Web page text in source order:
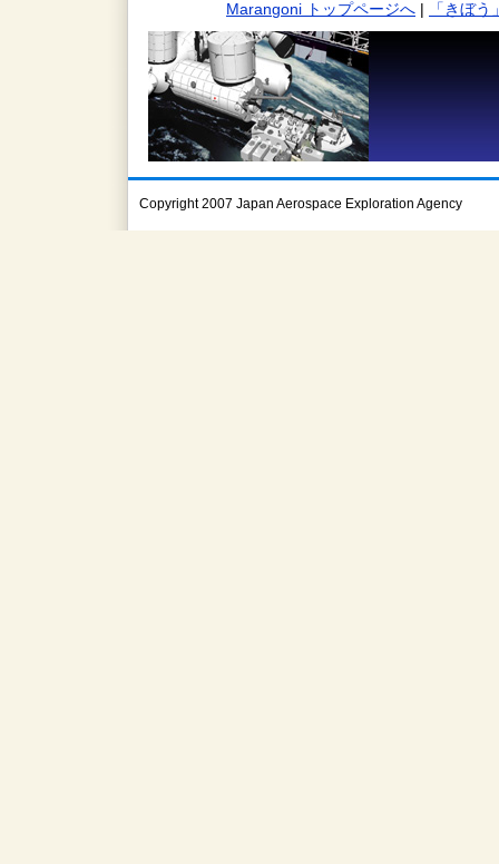
Marangoni トップページへ 「きぼ
Copyright 2007 Japan Aerospace Exploration Agency